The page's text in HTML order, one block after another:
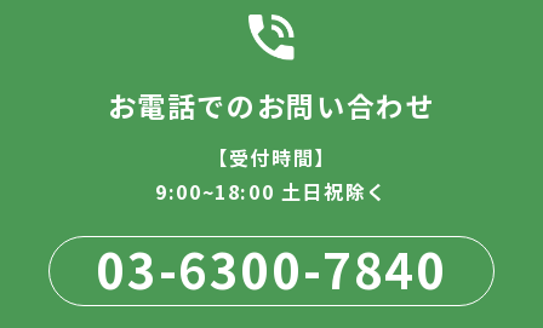
お電話でのお問い合わせ
【受付時間】
9:00~18:00 土日祝除く
03-6300-7840